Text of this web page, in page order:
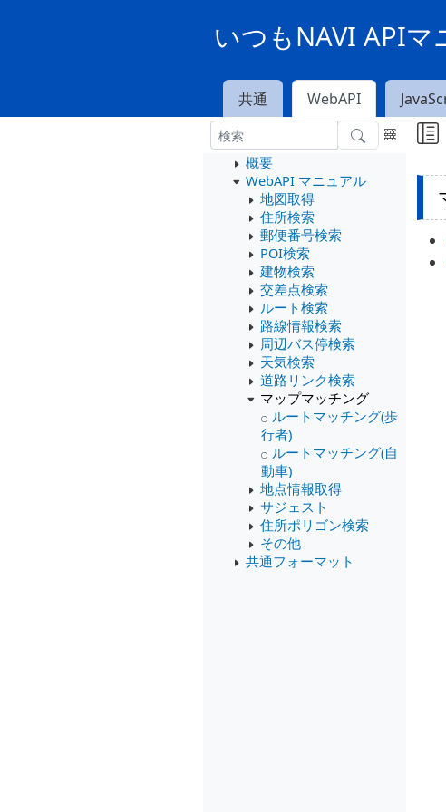
いつもNAVI APIマ
共通 WebAPI
概要
WebAPI マニュアル
地図取得
住所検索
郵便番号検索
POI検索
建物検索
交差点検索
ルート検索
路線情報検索
周辺バス停検索
天気検索
道路リンク検索
マップマッチング
ルートマッチング(歩
行者)
ルートマッチング(自
動車)
地点情報取得
サジェスト
住所ポリゴン検索
その他
共通フォーマット